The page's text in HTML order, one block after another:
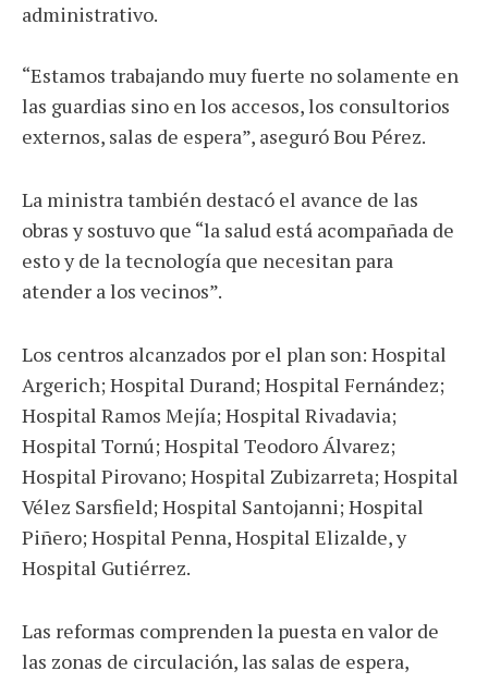
administrativo.
“Estamos trabajando muy fuerte no solamente en
las guardias sino en los accesos, los consultorios
externos, salas de espera”, aseguró Bou Pérez.
La ministra también destacó el avance de las
obras y sostuvo que “la salud está acompañada de
esto y de la tecnología que necesitan para
atender a los vecinos”.
Los centros alcanzados por el plan son: Hospital
Argerich; Hospital Durand; Hospital Fernández;
Hospital Ramos Mejía; Hospital Rivadavia;
Hospital Tornú; Hospital Teodoro Álvarez;
Hospital Pirovano; Hospital Zubizarreta; Hospital
Vélez Sarsfield; Hospital Santojanni; Hospital
Piñero; Hospital Penna, Hospital Elizalde, y
Hospital Gutiérrez.
Las reformas comprenden la puesta en valor de
las zonas de circulación, las salas de espera,